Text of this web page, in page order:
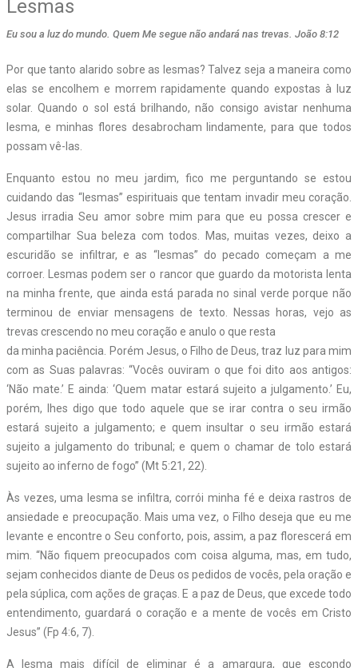
Lesmas
Eu sou a luz do mundo. Quem Me segue não andará nas trevas. João 8:12
Por que tanto alarido sobre as lesmas? Talvez seja a maneira como
elas se encolhem e morrem rapidamente quando expostas à luz
solar. Quando o sol está brilhando, não consigo avistar nenhuma
lesma, e minhas flores desabrocham lindamente, para que todos
possam vê-las.
Enquanto estou no meu jardim, fico me perguntando se estou
cuidando das “lesmas” espirituais que tentam invadir meu coração.
Jesus irradia Seu amor sobre mim para que eu possa crescer e
compartilhar Sua beleza com todos. Mas, muitas vezes, deixo a
escuridão se infiltrar, e as “lesmas” do pecado começam a me
corroer. Lesmas podem ser o rancor que guardo da motorista lenta
na minha frente, que ainda está parada no sinal verde porque não
terminou de enviar mensagens de texto. Nessas horas, vejo as
trevas crescendo no meu coração e anulo o que resta
da minha paciência. Porém Jesus, o Filho de Deus, traz luz para mim
com as Suas palavras: “Vocês ouviram o que foi dito aos antigos:
‘Não mate.’ E ainda: ‘Quem matar estará sujeito a julgamento.’ Eu,
porém, lhes digo que todo aquele que se irar contra o seu irmão
estará sujeito a julgamento; e quem insultar o seu irmão estará
sujeito a julgamento do tribunal; e quem o chamar de tolo estará
sujeito ao inferno de fogo” (Mt 5:21, 22).
Às vezes, uma lesma se infiltra, corrói minha fé e deixa rastros de
ansiedade e preocupação. Mais uma vez, o Filho deseja que eu me
levante e encontre o Seu conforto, pois, assim, a paz florescerá em
mim. “Não fiquem preocupados com coisa alguma, mas, em tudo,
sejam conhecidos diante de Deus os pedidos de vocês, pela oração e
pela súplica, com ações de graças. E a paz de Deus, que excede todo
entendimento, guardará o coração e a mente de vocês em Cristo
Jesus” (Fp 4:6, 7).
A lesma mais difícil de eliminar é a amargura, que escondo